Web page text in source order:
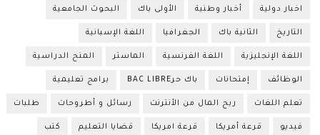
اخبار دولية أخبار وطنية الأولى باك البحوث الجامعية
التاريخ الثانية باك الجغرافيا اللغة الإسبانية
اللغة الإنجليزية اللغة الفرنسية الماستر المنح الدراسية
الوظائف إمتحانات باك حرBAC LIBRE برامج تعليمية
تعلم اللغات ربح المال من الأنترنت رسائل و أطروحات طلبات
فيديو قرعة أمريكا قرعة امريكا قضايا التعليم كتب